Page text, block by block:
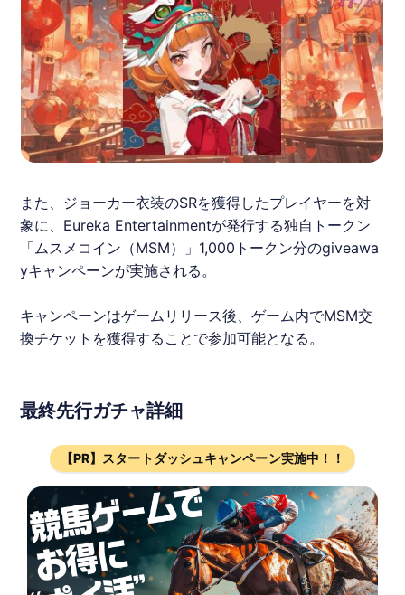
また、ジョーカー衣装のSRを獲得したプレイヤーを対
象に、Eureka Entertainmentが発行する独自トークン
「ムスメコイン（MSM）」1,000トークン分のgiveawa
yキャンペーンが実施される。
キャンペーンはゲームリリース後、ゲーム内でMSM交
換チケットを獲得することで参加可能となる​​。
最終先行ガチャ詳細
【PR】スタートダッシュキャンペーン実施中！！